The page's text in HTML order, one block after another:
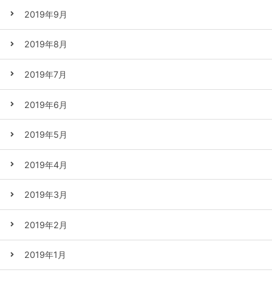
2019年9月
2019年8月
2019年7月
2019年6月
2019年5月
2019年4月
2019年3月
2019年2月
2019年1月